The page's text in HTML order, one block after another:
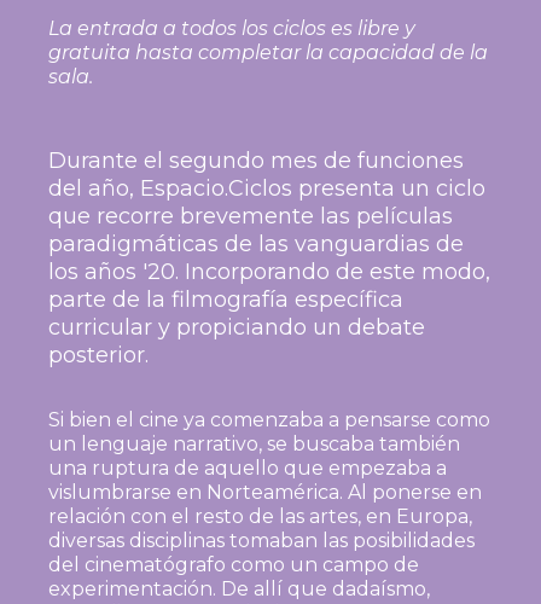
La entrada a todos los ciclos es libre y
gratuita hasta completar la capacidad de la
sala.
Durante el segundo mes de funciones
del año, Espacio.Ciclos presenta un ciclo
que recorre brevemente las películas
paradigmáticas de las vanguardias de
los años '20. Incorporando de este modo,
parte de la filmografía específica
curricular y propiciando un debate
posterior.
Si bien el cine ya comenzaba a pensarse como
un lenguaje narrativo, se buscaba también
una ruptura de aquello que empezaba a
vislumbrarse en Norteamérica. Al ponerse en
relación con el resto de las artes, en Europa,
diversas disciplinas tomaban las posibilidades
del cinematógrafo como un campo de
experimentación. De allí que dadaísmo,